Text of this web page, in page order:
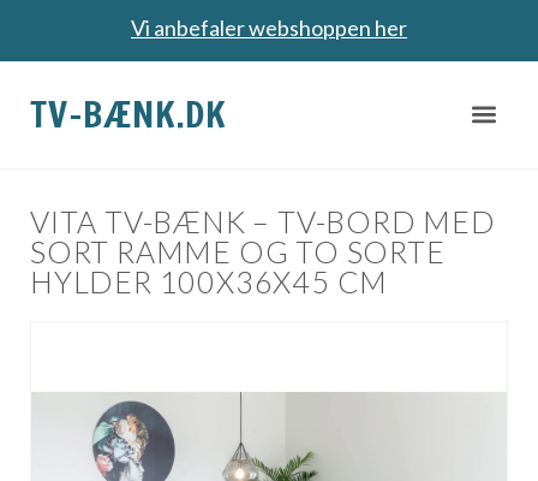
Vi anbefaler webshoppen her
TV-BÆNK.DK
VITA TV-BÆNK – TV-BORD MED
SORT RAMME OG TO SORTE
HYLDER 100X36X45 CM